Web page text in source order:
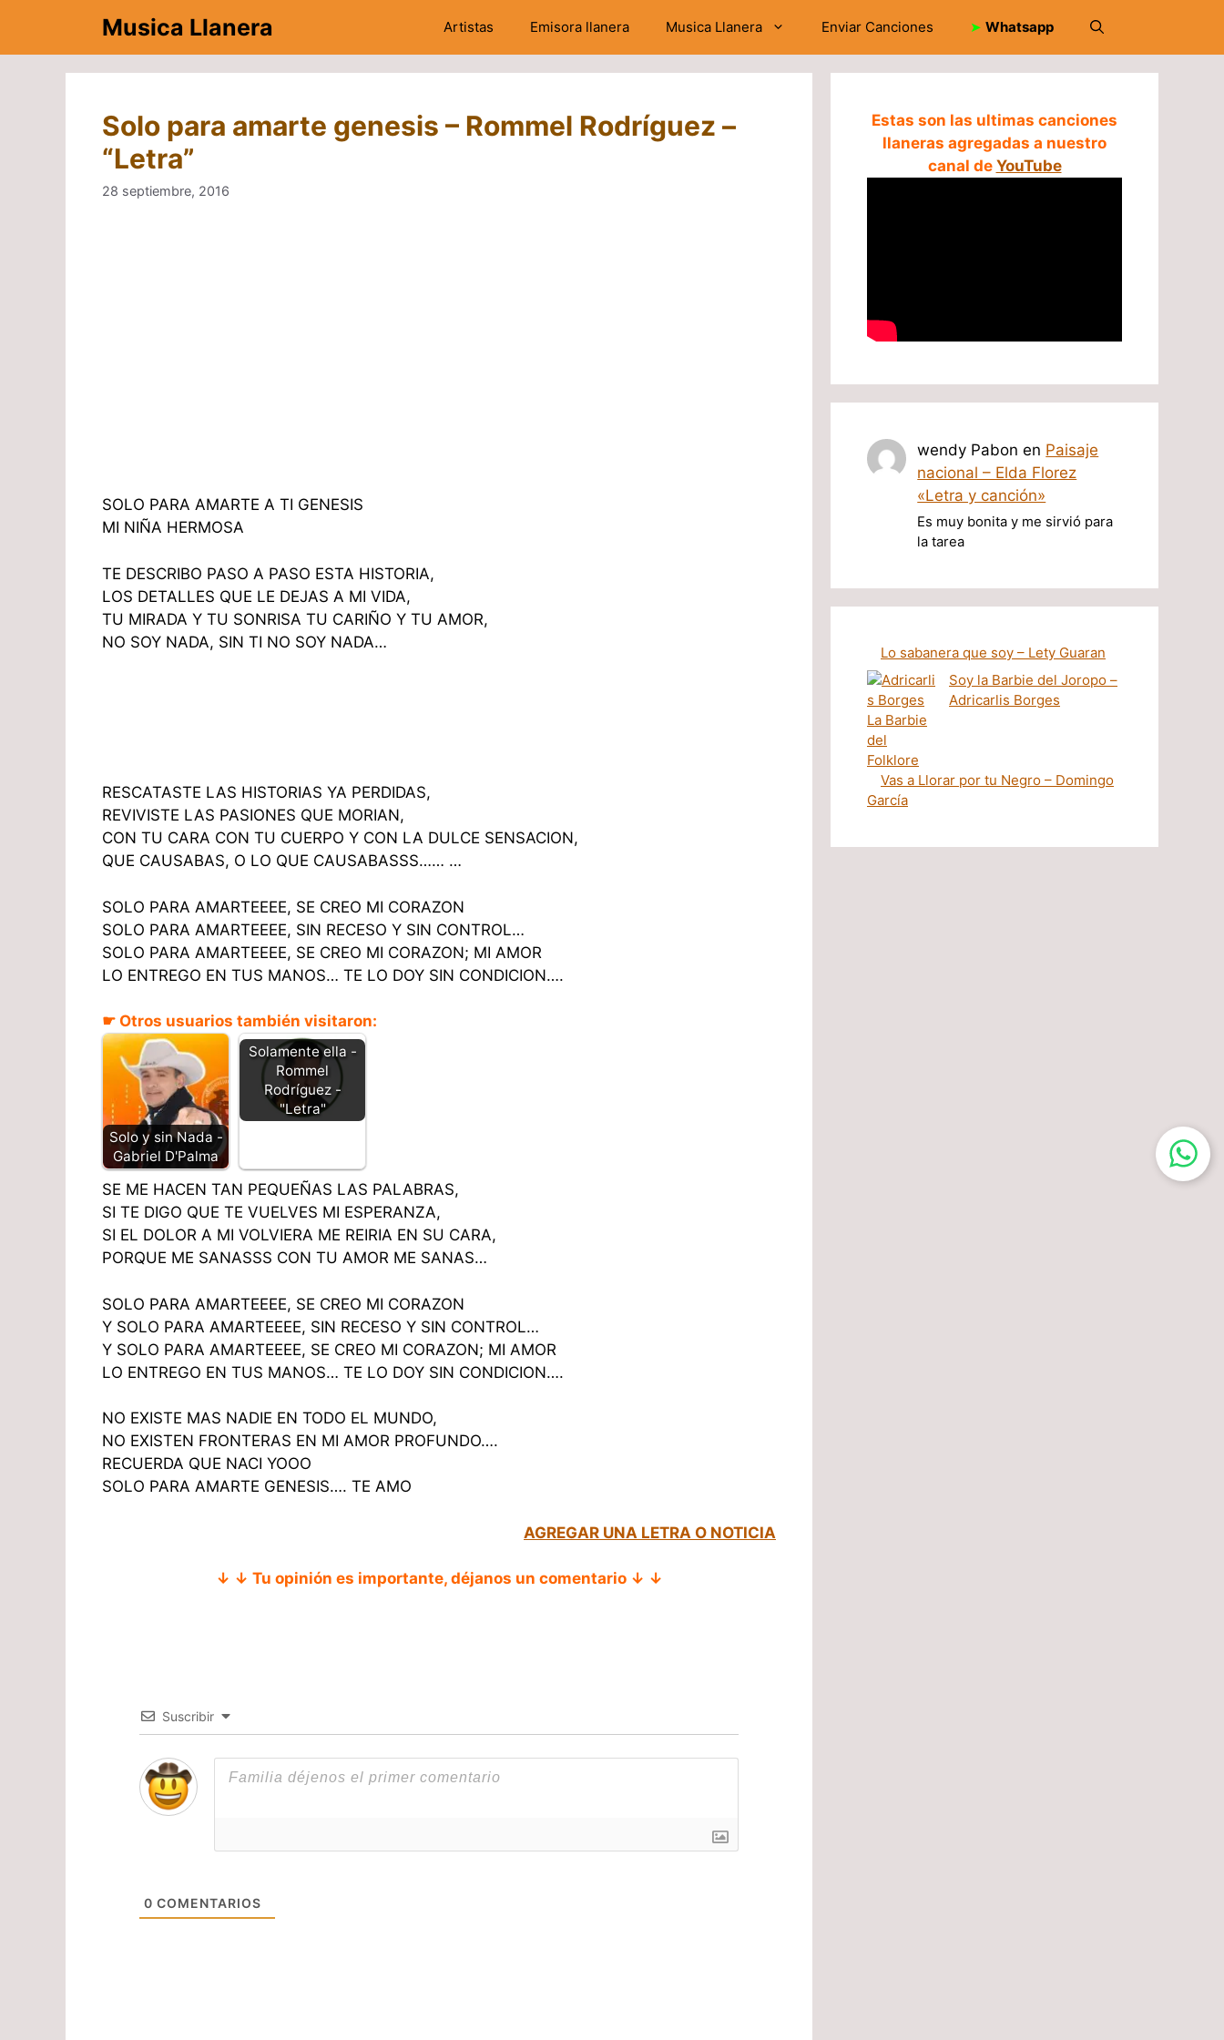
contenido
Musica Llanera Artistas Emisora llanera Musica Llanera Enviar Canciones ➤ Whatsapp
Solo para amarte genesis – Rommel Rodríguez –
“Letra”
28 septiembre, 2016
SOLO PARA AMARTE A TI GENESIS
MI NIÑA HERMOSA
TE DESCRIBO PASO A PASO ESTA HISTORIA,
LOS DETALLES QUE LE DEJAS A MI VIDA,
TU MIRADA Y TU SONRISA TU CARIÑO Y TU AMOR,
NO SOY NADA, SIN TI NO SOY NADA…
RESCATASTE LAS HISTORIAS YA PERDIDAS,
REVIVISTE LAS PASIONES QUE MORIAN,
CON TU CARA CON TU CUERPO Y CON LA DULCE SENSACION,
QUE CAUSABAS, O LO QUE CAUSABASSS…… …
SOLO PARA AMARTEEEE, SE CREO MI CORAZON
SOLO PARA AMARTEEEE, SIN RECESO Y SIN CONTROL…
SOLO PARA AMARTEEEE, SE CREO MI CORAZON; MI AMOR
LO ENTREGO EN TUS MANOS… TE LO DOY SIN CONDICION….
☛ Otros usuarios también visitaron:
Solo y sin Nada -
Gabriel D'Palma
Solamente ella -
Rommel
Rodríguez -
"Letra"
SE ME HACEN TAN PEQUEÑAS LAS PALABRAS,
SI TE DIGO QUE TE VUELVES MI ESPERANZA,
SI EL DOLOR A MI VOLVIERA ME REIRIA EN SU CARA,
PORQUE ME SANASSS CON TU AMOR ME SANAS…
SOLO PARA AMARTEEEE, SE CREO MI CORAZON
Y SOLO PARA AMARTEEEE, SIN RECESO Y SIN CONTROL…
Y SOLO PARA AMARTEEEE, SE CREO MI CORAZON; MI AMOR
LO ENTREGO EN TUS MANOS… TE LO DOY SIN CONDICION….
NO EXISTE MAS NADIE EN TODO EL MUNDO,
NO EXISTEN FRONTERAS EN MI AMOR PROFUNDO….
RECUERDA QUE NACI YOOO
SOLO PARA AMARTE GENESIS…. TE AMO
AGREGAR UNA LETRA O NOTICIA
↓ ↓ Tu opinión es importante, déjanos un comentario ↓ ↓
Suscribir
0 COMENTARIOS
Estas son las ultimas canciones
llaneras agregadas a nuestro
canal de YouTube
wendy Pabon en Paisaje
nacional – Elda Florez
«Letra y canción»
Es muy bonita y me sirvió para
la tarea
Lo sabanera que soy – Lety Guaran
Soy la Barbie del Joropo –
Adricarlis Borges
Vas a Llorar por tu Negro – Domingo
García